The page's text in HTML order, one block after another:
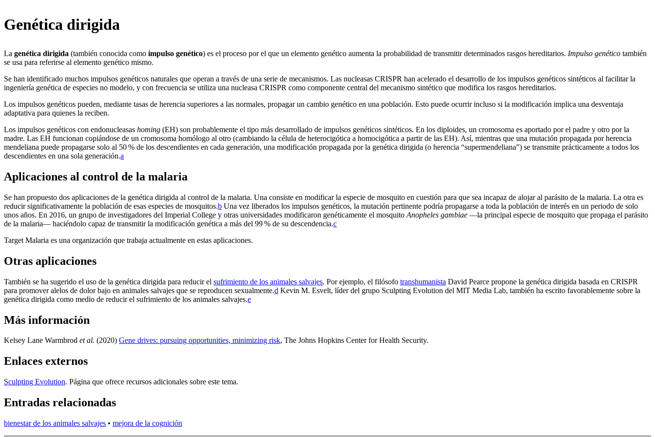
Genética dirigida
La genética dirigida (también conocida como impulso genético) es el proceso por el que un elemento genético aumenta la probabilidad de transmitir determinados rasgos hereditarios. Impulso genético también
se usa para referirse al elemento genético mismo.
Se han identificado muchos impulsos genéticos naturales que operan a través de una serie de mecanismos. Las nucleasas CRISPR han acelerado el desarrollo de los impulsos genéticos sintéticos al facilitar la
ingeniería genética de especies no modelo, y con frecuencia se utiliza una nucleasa CRISPR como componente central del mecanismo sintético que modifica los rasgos hereditarios.
Los impulsos genéticos pueden, mediante tasas de herencia superiores a las normales, propagar un cambio genético en una población. Esto puede ocurrir incluso si la modificación implica una desventaja
adaptativa para quienes la reciben.
Los impulsos genéticos con endonucleasas homing (EH) son probablemente el tipo más desarrollado de impulsos genéticos sintéticos. En los diploides, un cromosoma es aportado por el padre y otro por la
madre. Las EH funcionan copiándose de un cromosoma homólogo al otro (cambiando la célula de heterocigótica a homocigótica a partir de las EH). Así, mientras que una mutación propagada por herencia
mendeliana puede propagarse solo al 50 % de los descendientes en cada generación, una modificación propagada por la genética dirigida (o herencia “supermendeliana”) se transmite prácticamente a todos los
descendientes en una sola generación.⁠a
Aplicaciones al control de la malaria
Se han propuesto dos aplicaciones de la genética dirigida al control de la malaria. Una consiste en modificar la especie de mosquito en cuestión para que sea incapaz de alojar al parásito de la malaria. La otra es
reducir significativamente la población de esas especies de mosquitos.⁠b Una vez liberados los impulsos genéticos, la mutación pertinente podría propagarse a toda la población de interés en un periodo de solo
unos años. En 2016, un grupo de investigadores del Imperial College y otras universidades modificaron genéticamente el mosquito Anopheles gambiae —la principal especie de mosquito que propaga el parásito
de la malaria— haciéndolo capaz de transmitir la modificación genética a más del 99 % de su descendencia.⁠c
Target Malaria es una organización que trabaja actualmente en estas aplicaciones.
Otras aplicaciones
También se ha sugerido el uso de la genética dirigida para reducir el sufrimiento de los animales salvajes. Por ejemplo, el filósofo transhumanista David Pearce propone la genética dirigida basada en CRISPR
para promover alelos de dolor bajo en animales salvajes que se reproducen sexualmente.⁠d Kevin M. Esvelt, líder del grupo Sculpting Evolution del MIT Media Lab, también ha escrito favorablemente sobre la
genética dirigida como medio de reducir el sufrimiento de los animales salvajes.⁠e
Más información
Kelsey Lane Warmbrod et al. (2020) Gene drives: pursuing opportunities, minimizing risk, The Johns Hopkins Center for Health Security.
Enlaces externos
Sculpting Evolution. Página que ofrece recursos adicionales sobre este tema.
Entradas relacionadas
bienestar de los animales salvajes • mejora de la cognición